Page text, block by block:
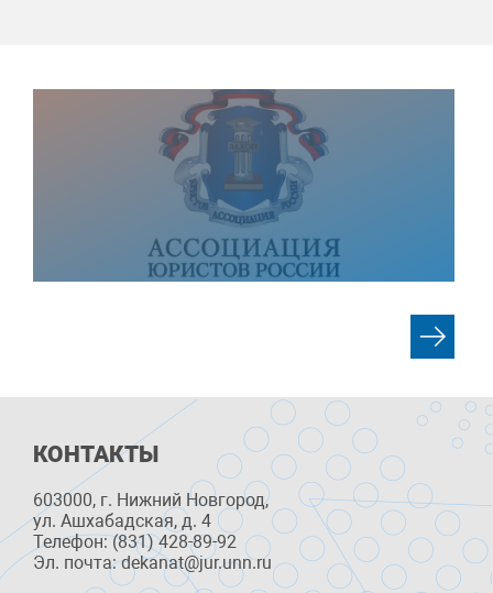
КОНТАКТЫ
603000, г. Нижний Новгород,
ул. Ашхабадская, д. 4
Телефон: (831) 428-89-92
Эл. почта: dekanat@jur.unn.ru